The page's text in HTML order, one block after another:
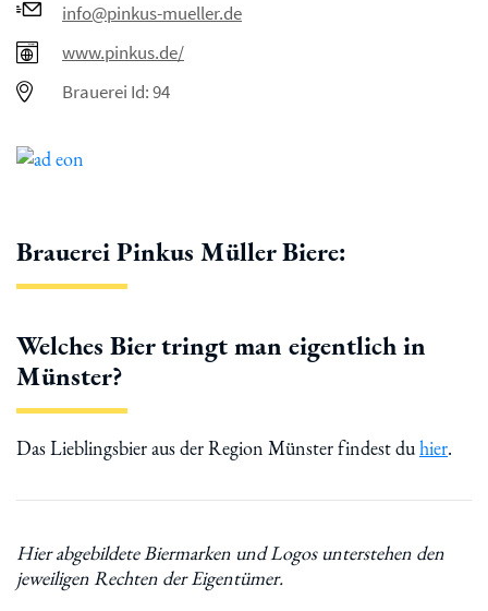
info@pinkus-mueller.de
www.pinkus.de/
Brauerei Id: 94
Brauerei Pinkus Müller Biere:
Welches Bier tringt man eigentlich in
Münster?
Das Lieblingsbier aus der Region Münster findest duhier.